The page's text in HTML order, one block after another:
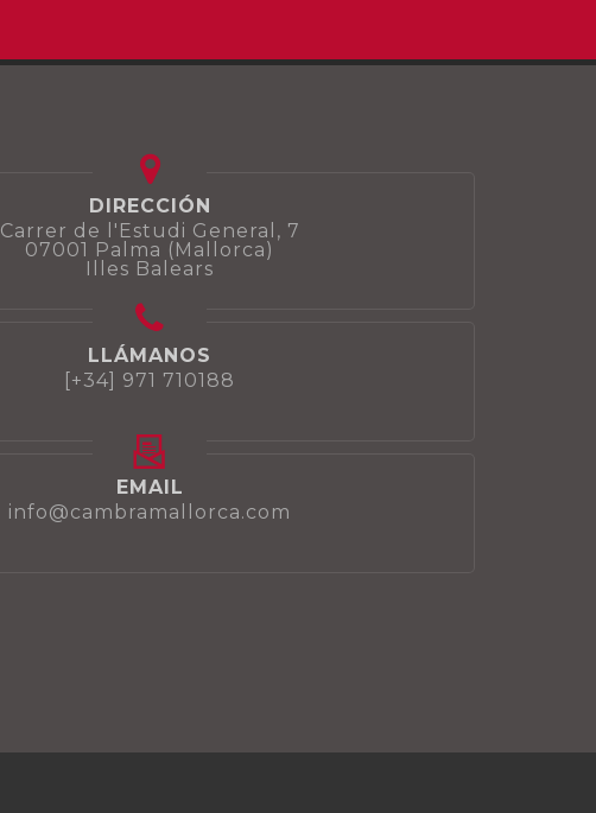
DIRECCIÓN
Carrer de l'Estudi General, 7
07001 Palma (Mallorca)
Illes Balears
LLÁMANOS
[+34] 971 710188
EMAIL
info@cambramallorca.com